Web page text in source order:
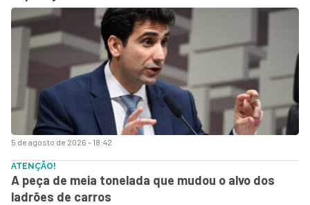
5 de agosto de 2026 - 18:42
ATENÇÃO!
A peça de meia tonelada que mudou o alvo dos
ladrões de carros